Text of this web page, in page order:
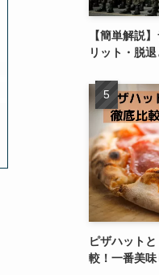
【簡単解説
リット・脱
ピザハット
較！一番美味